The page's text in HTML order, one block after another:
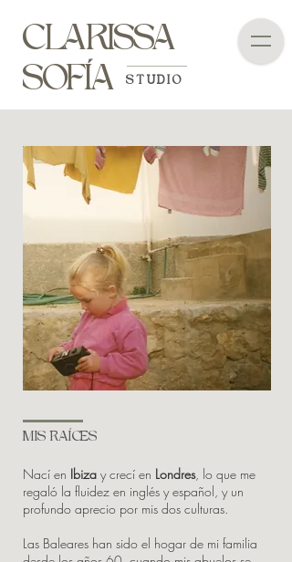
CLARISSA
SOFÍA
STUDIO
MIS RAÍCES
Nací en Ibiza y crecí en Londres, lo que me
regaló la fluidez en inglés y español, y un
profundo aprecio por mis dos culturas.
Las Baleares han sido el hogar de mi familia